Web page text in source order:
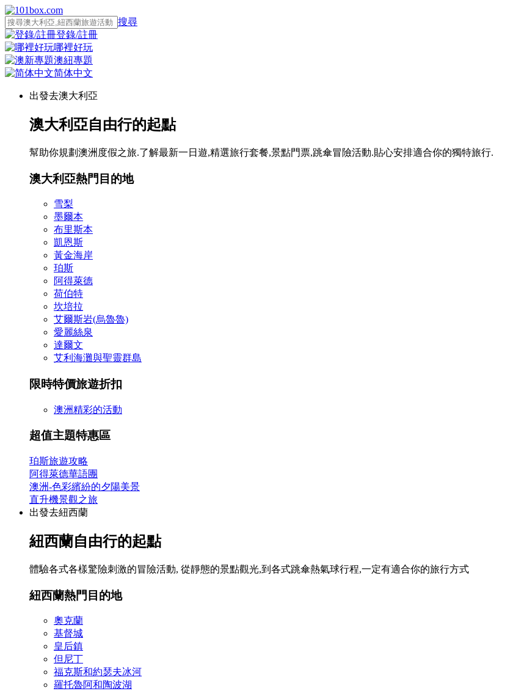
搜尋
登錄/註冊
哪裡好玩
澳紐專題
简体中文
出發去澳大利亞
澳大利亞自由行的起點
幫助你規劃澳洲度假之旅.了解最新一日遊,精選旅行套餐,景點門票,跳傘冒險活動.貼心安排適合你的獨特旅行.
澳大利亞熱門目的地
雪梨
墨爾本
布里斯本
凱恩斯
黃金海岸
珀斯
阿得萊德
荷伯特
坎培拉
艾爾斯岩(烏魯魯)
愛麗絲泉
達爾文
艾利海灘與聖靈群島
限時特價旅遊折扣
澳洲精彩的活動
超值主題特惠區
珀斯旅遊攻略
阿得萊德華語團
澳洲-色彩繽紛的夕陽美景
直升機景觀之旅
出發去紐西蘭
紐西蘭自由行的起點
體驗各式各樣驚險刺激的冒險活動, 從靜態的景點觀光,到各式跳傘熱氣球行程,一定有適合你的旅行方式
紐西蘭熱門目的地
奧克蘭
基督城
皇后鎮
但尼丁
福克斯和約瑟夫冰河
羅托魯阿和陶波湖